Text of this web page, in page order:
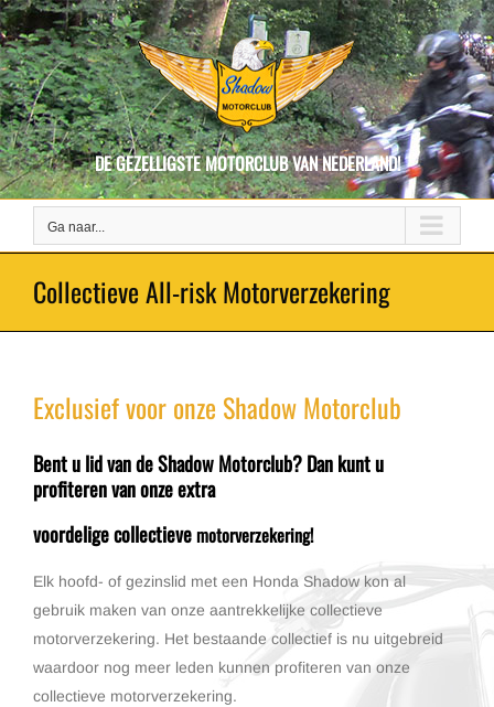
Ga
naar
inhoud
DE GEZELLIGSTE MOTORCLUB VAN NEDERLAND!
Ga naar...
Collectieve All-risk Motorverzekering
Exclusief voor onze Shadow Motorclub
Bent u lid van de Shadow Motorclub? Dan kunt u
profiteren van onze extra
voordelige collectievemotorverzekering!
Elk hoofd- of gezinslid met een Honda Shadow kon al
gebruik maken van onze aantrekkelijke collectieve
motorverzekering. Het bestaande collectief is nu uitgebreid
waardoor nog meer leden kunnen profiteren van onze
collectieve motorverzekering.